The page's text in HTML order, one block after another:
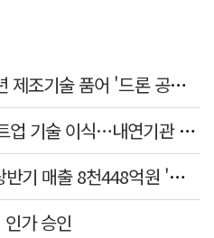
소프트웨어 스타트업, 30년 제조기술 품어 '드론 공장' 구현
40년 車부품 공장에 스타트업 기술 이식…내연기관 넘어 미래산업으로
농기계 불황 뚫은 대동…상반기 매출 8천448억원 '역대 최대'
가 승인